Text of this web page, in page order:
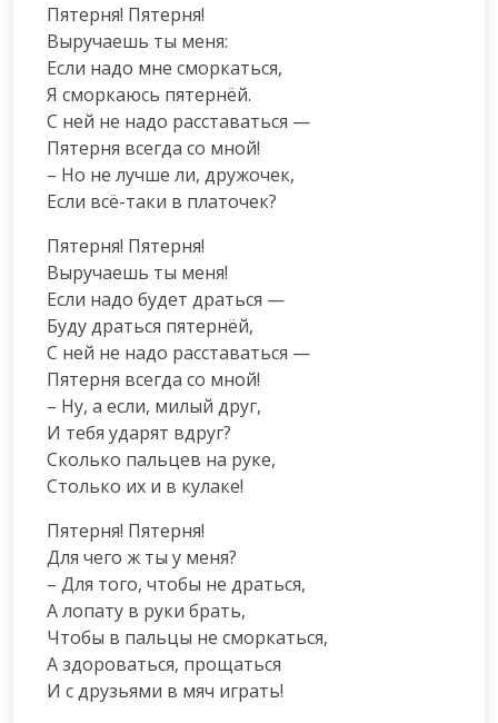
Пятерня! Пятерня!
Выручаешь ты меня:
Если надо мне сморкаться,
Я сморкаюсь пятернёй.
С ней не надо расставаться —
Пятерня всегда со мной!
– Но не лучше ли, дружочек,
Если всё-таки в платочек?
Пятерня! Пятерня!
Выручаешь ты меня!
Если надо будет драться —
Буду драться пятернёй,
С ней не надо расставаться —
Пятерня всегда со мной!
– Ну, а если, милый друг,
И тебя ударят вдруг?
Сколько пальцев на руке,
Столько их и в кулаке!
Пятерня! Пятерня!
Для чего ж ты у меня?
– Для того, чтобы не драться,
А лопату в руки брать,
Чтобы в пальцы не сморкаться,
А здороваться, прощаться
И с друзьями в мяч играть!